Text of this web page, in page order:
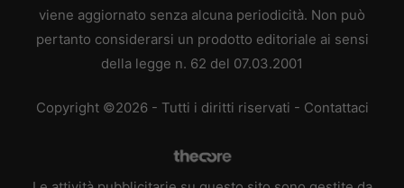
viene aggiornato senza alcuna periodicità. Non può
pertanto considerarsi un prodotto editoriale ai sensi
della legge n. 62 del 07.03.2001
Copyright ©2026 - Tutti i diritti riservati - Contattaci